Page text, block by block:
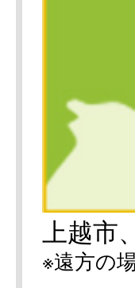
上越市
※遠方の